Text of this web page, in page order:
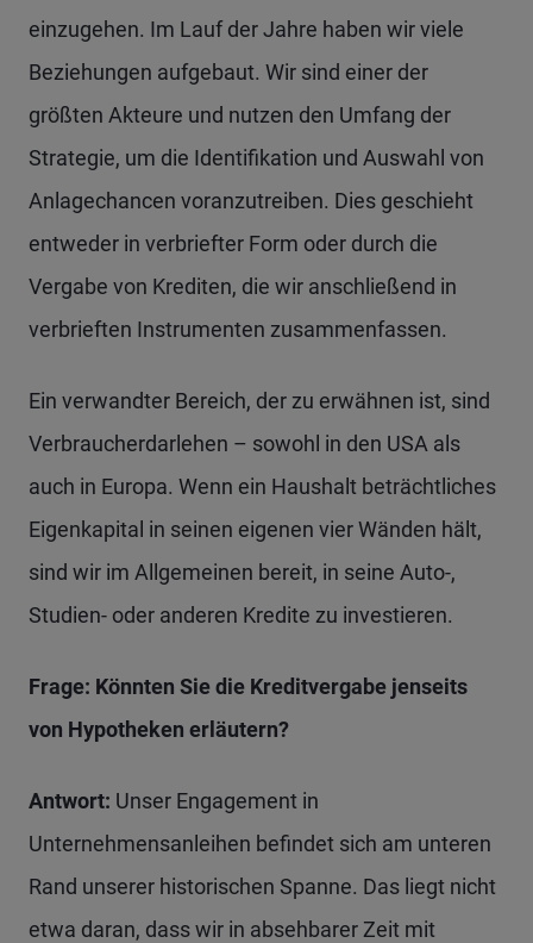
einzugehen. Im Lauf der Jahre haben wir viele
Beziehungen aufgebaut. Wir sind einer der
größten Akteure und nutzen den Umfang der
Strategie, um die Identifikation und Auswahl von
Anlagechancen voranzutreiben. Dies geschieht
entweder in verbriefter Form oder durch die
Vergabe von Krediten, die wir anschließend in
verbrieften Instrumenten zusammenfassen.
Ein verwandter Bereich, der zu erwähnen ist, sind
Verbraucherdarlehen – sowohl in den USA als
auch in Europa. Wenn ein Haushalt beträchtliches
Eigenkapital in seinen eigenen vier Wänden hält,
sind wir im Allgemeinen bereit, in seine Auto-,
Studien- oder anderen Kredite zu investieren.
Frage: Könnten Sie die Kreditvergabe jenseits
von Hypotheken erläutern?
Antwort: Unser Engagement in
Unternehmensanleihen befindet sich am unteren
Rand unserer historischen Spanne. Das liegt nicht
etwa daran, dass wir in absehbarer Zeit mit